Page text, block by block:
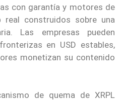
con garantía y motores de
real construidos sobre una
Las empresas pueden
en USD estables,
monetizan su contenido
de quema de XRPL